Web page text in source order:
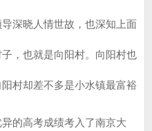
深晓人情世故，也深知上面
，也就是向阳村。向阳村也
村却差不多是小水镇最富裕
的高考成绩考入了南京大